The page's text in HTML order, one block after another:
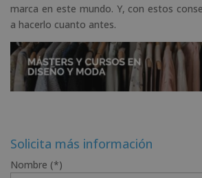
marca en este mundo. Y, con estos
a hacerlo cuanto antes.
Solicita más información
Nombre (*)